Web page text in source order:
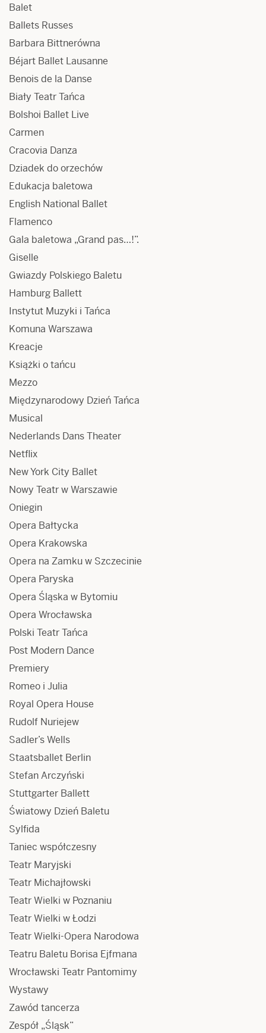
Balet
Ballets Russes
Barbara Bittnerówna
Béjart Ballet Lausanne
Benois de la Danse
Biały Teatr Tańca
Bolshoi Ballet Live
Carmen
Cracovia Danza
Dziadek do orzechów
Edukacja baletowa
English National Ballet
Flamenco
Gala baletowa „Grand pas…!”.
Giselle
Gwiazdy Polskiego Baletu
Hamburg Ballett
Instytut Muzyki i Tańca
Komuna Warszawa
Kreacje
Książki o tańcu
Mezzo
Międzynarodowy Dzień Tańca
Musical
Nederlands Dans Theater
Netflix
New York City Ballet
Nowy Teatr w Warszawie
Oniegin
Opera Bałtycka
Opera Krakowska
Opera na Zamku w Szczecinie
Opera Paryska
Opera Śląska w Bytomiu
Opera Wrocławska
Polski Teatr Tańca
Post Modern Dance
Premiery
Romeo i Julia
Royal Opera House
Rudolf Nuriejew
Sadler’s Wells
Staatsballet Berlin
Stefan Arczyński
Stuttgarter Ballett
Światowy Dzień Baletu
Sylfida
Taniec współczesny
Teatr Maryjski
Teatr Michajłowski
Teatr Wielki w Poznaniu
Teatr Wielki w Łodzi
Teatr Wielki-Opera Narodowa
Teatru Baletu Borisa Ejfmana
Wrocławski Teatr Pantomimy
Wystawy
Zawód tancerza
Zespół „Śląsk”